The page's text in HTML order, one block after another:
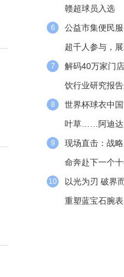
赣超球员入选
6
公益市集便民
超千人参与，
7
解码40万家门
饮行业研究报
8
世界杯球衣中
叶草……阿迪达
9
现场直击：战
命奔赴下一个
10
以光为刃 破界
重塑蓝宝石腕